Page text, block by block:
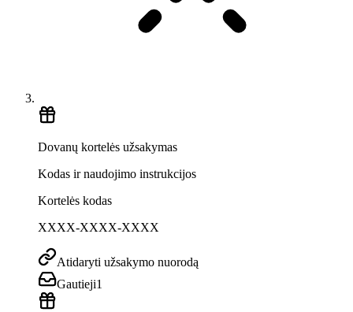
Dovanų kortelės užsakymas
Kodas ir naudojimo instrukcijos
Kortelės kodas
XXXX-XXXX-XXXX
Atidaryti užsakymo nuorodą
Gautieji1